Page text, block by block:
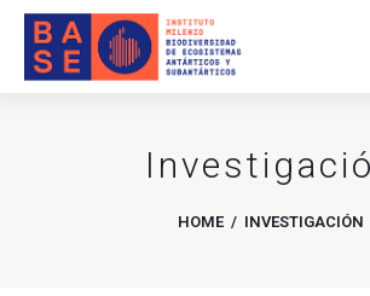
HOME INVESTIGACIÓN
INICIO